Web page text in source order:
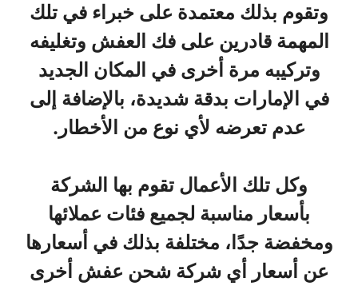
وتقوم بذلك معتمدة على خبراء في تلك
المهمة قادرين على فك العفش وتغليفه
وتركيبه مرة أخرى في المكان الجديد
في الإمارات بدقة شديدة، بالإضافة إلى
عدم تعرضه لأي نوع من الأخطار.
وكل تلك الأعمال تقوم بها الشركة
بأسعار مناسبة لجميع فئات عملائها
ومخفضة جدًا، مختلفة بذلك في أسعارها
عن أسعار أي شركة شحن عفش أخرى